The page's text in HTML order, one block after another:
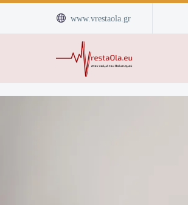

 www.vrestaola.gr